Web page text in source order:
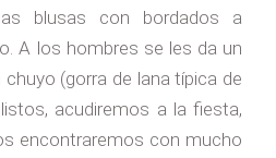
blusas con bordados a
A los hombres se les da un
(gorra de lana típica de
acudiremos a la fiesta,
encontraremos con mucho